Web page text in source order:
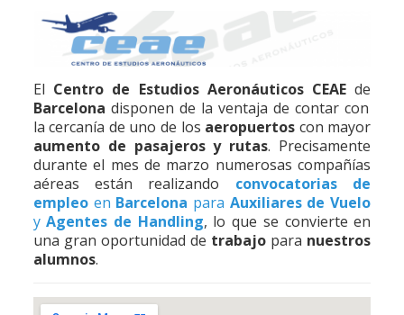
El Centro de Estudios Aeronáuticos CEAEde
Barcelona disponen de la ventaja de contar con
la cercanía de uno de los aeropuertos con mayor
aumento de pasajeros y rutas. Precisamente
durante el mes de marzo numerosas compañías
aéreas están realizando convocatorias de
empleo en Barcelona para Auxiliares de Vuelo
yAgentes de Handling, lo que se convierte en
una gran oportunidad de trabajo para nuestros
alumnos.